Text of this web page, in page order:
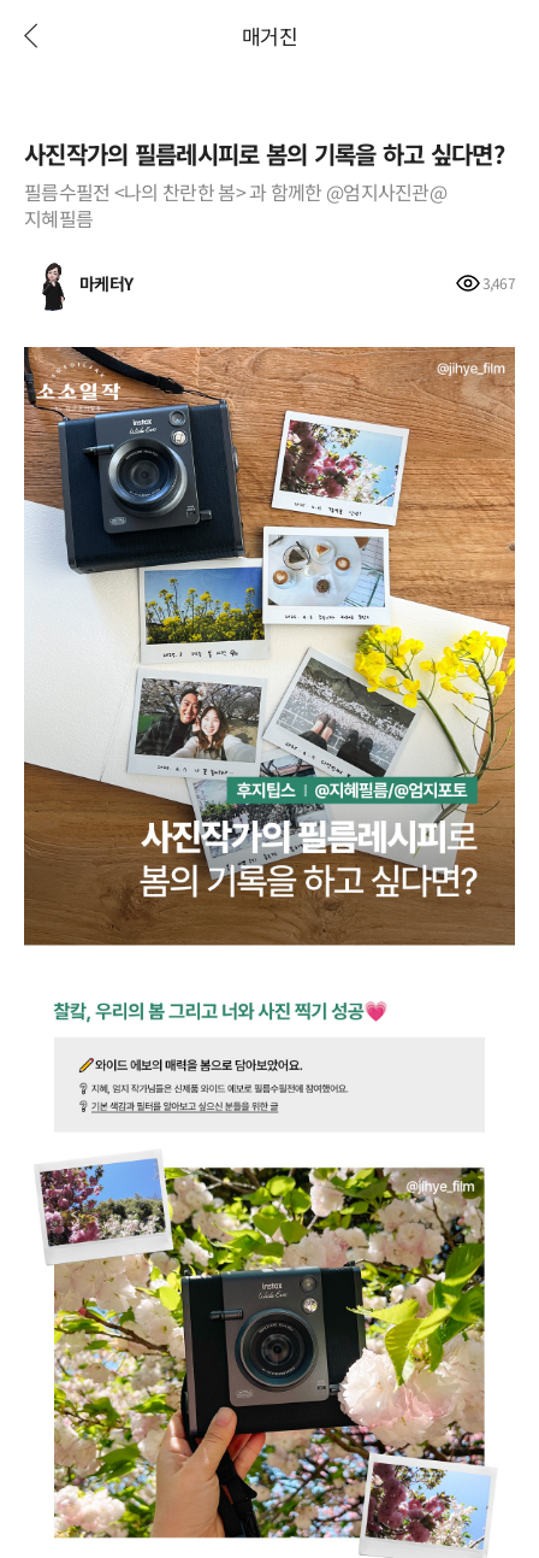
매거진
사진작가의 필름레시피로 봄의 기록을 하고 싶다면?
필름수필전 <나의 찬란한 봄> 과 함께한 @엄지사진관@
지혜필름
마케터Y 3,467